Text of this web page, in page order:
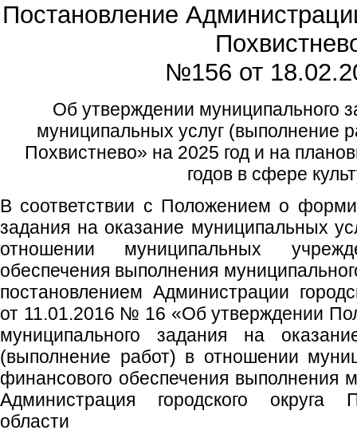
Постановление
№156 от
Об утверждении муниципального
муниципальных услуг (выполнение
Похвистнево» на 2025 год и на
годов в сфере
В соответствии с Положением о
задания на оказание муниципальных
отношении муниципальных
обеспечения выполнения
постановлением Администрации
от 11.01.2016 № 16 «Об утверждении
муниципального задания на
(выполнение работ) в отношении
финансового обеспечения выполнения
Администрация городского округа
области